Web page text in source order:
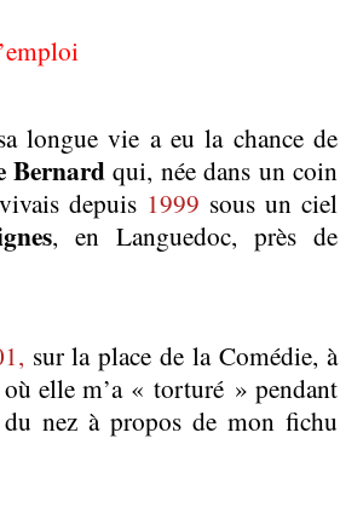
longue vie a eu la chance de
Bernardqui, née dans un coin
depuis 1999 sous un ciel
, en Languedoc, près de
sur la place de la Comédie, à
elle m’a « torturé » pendant
nez à propos de mon fichu